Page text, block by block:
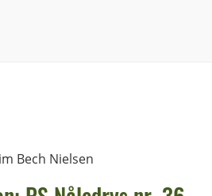
Bech Nielsen